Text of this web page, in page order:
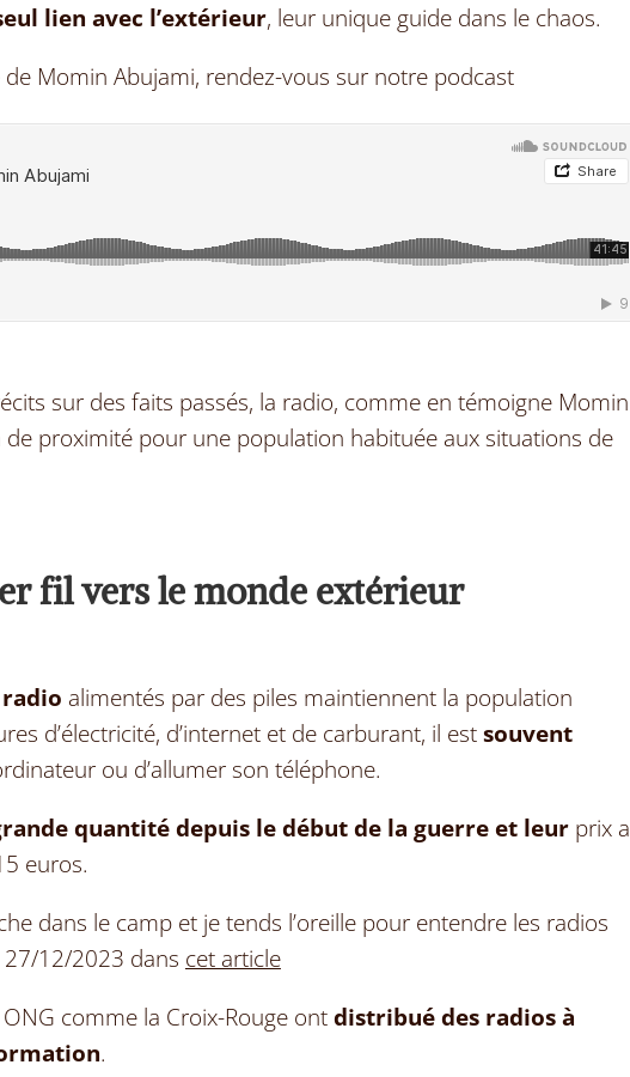
lien avec l’extérieur, leur unique guide dans le chaos.
Momin Abujami, rendez-vous sur notre podcast
sur des faits passés, la radio, comme en témoigne Momin
proximité pour une population habituée aux situations de
fil vers le monde extérieur
alimentés par des piles maintiennent la population
d’électricité, d’internet et de carburant, il estsouvent
ou d’allumer son téléphone.
quantité depuis le début de la guerre et leurprix a
euros.
dans le camp et je tends l’oreille pour entendre les radios
12/2023 dans cet article
comme la Croix-Rouge ontdistribué des radios à
.